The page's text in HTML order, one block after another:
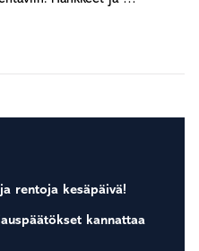
rentoja kesäpäivä!
kannattaa